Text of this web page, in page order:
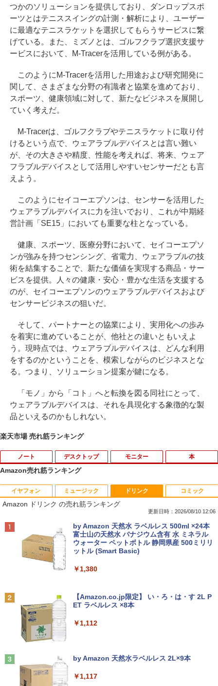
つかのソリューションを提供しており、ダンロップスポ
ーツとはテニススイングの計測・解析により、ユーザー
に最適なテニスラケットを選択してもらうサービスに繋
げている。また、ミズノとは、ゴルフクラブ選択支援サ
ービスにおいて、M-Tracerを活用している例がある。
このようにM-Tracerを活用した用途および研究開発に
関して、さまざまな分野の有識者と協業を進めており、
スポーツ、健康領域に対して、新たなビジネスを展開し
ていく考えだ。
M-Tracerは、ゴルフクラブやテニスラケットに取り付
けるという点で、ウェアラブルデバイスとは言い難い
が、その大きさや精度、性能を考えれば、将来、ウェア
フラブルデバイスとして活用しやすいセンサーだとも言
えよう。
このようにセイコーエプソンは、センサーを活用した
ウェアラブルデバイスに力を注いでおり、これが中期経
営計画「SE15」においても重要な柱となっている。
健康、スポーツ、医療分野において、セイコーエプソ
ンが強みを持つセンシング、省電力、ウェアラブルの技
術を結集することで、新たな価値を実現する商品・サー
ビスを提供。人々の健康・安心・豊かな生活を支援する
のが、セイコーエプソンのウェアラブルデバイスおよび
センサービジネスの狙いだ。
そして、パートナーとの協業により、実用化への歩み
を着実に進めていることが、他社との違いともいえよ
う。現時点では、ウェアラブルデバイスは、どんな利用
をするのかということを、模索しながらのビジネスとな
る。つまり、ソリューション提案が鍵になる。
「モノ」から「コト」へと転換を図る同社にとって、
ウェアラブルデバイスは、それを具現化する象徴的な製
品といえるのかもしれない。
楽天市場 売れ筋ランキング
ノート
1
超得5,000円OFF&P10倍｜高性能Core i5
第10世代｜新生活応援 豪華特典付き｜最
大180日保証｜中古ノートパソコン Wind
15.6 テンキー付き｜中古ノートパソコン
第10世代｜ノートパソコン｜PC｜中古パ
ソコン｜パソコン｜中古PC
MS Office 2024 H&B 搭載｜Microsoft S
urface Book 2 中古｜中古ノートパソコ
5 第8世代 メモリ 8GB SSD 256GB｜WE
デスクトップ
1
中古パソコン 一体型 富士通 ESPRIMO F
H52/S FMVF52SW Windows10 Celeron
1005M 1.90GHz メモリ4GB 1TB 21.5イ
AN 3ヶ月保証 wd2685 中古
￥15,800
GB HDD 500GB DVDドライブ搭載 リフ
レッシュPC デスクトップ キーボード＆
要 液晶モニター ディスプレイ
【中古】NEC◆デスクトップパソコン L
モニター
1
【エントリーで最大全額ポイント還元｜
8/11まで】 PHILIPS｜フィリップス USB
-C接続 PCモニター ブラック 24E1N130
イド /100Hz]
￥19,620
z/1ms)(ブラック) 24E1N1300A/11
11 [21.5型液晶ディスプレイ/1920×1080/
フル保証]
本
1
おいしい！イラストレッスン クレパス
で描きました [ momo ]
￥1,518
代は神様から与えられた特別な時間 （幻
￥1,034
Amazon売れ筋ランキング
イヤフォン
Anker Soundcore P40i オフホワイト
￥7,990
￥5,990
ラック
￥14,990
ミュージック
BRUCE WAYNE feat. Flo Milli, ATL Jacob
[Explicit]
￥250
[Explicit]
ドリンク
Amazon ドリンク の売れ筋ランキング
更新日時：2026/08/10 12:06
by Amazon 天然水 ラベルレス 500ml ×24本
富士山の天然水 バナジウム含有 水 ミネラル
ウォーター ペットボトル 静岡県産 500ミリリ
ットル (Smart Basic)
￥1,380
【Amazon.co.jp限定】 い・ろ・は・す 2L P
ET ラベルレス ×8本
￥1,112
by Amazon 天然水ラベルレス 2L×9本
￥1,117
コミック